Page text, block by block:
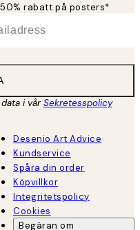
rabatt på posters*
i vårSekretesspolicy
Desenio Art Advice
Kundservice
Spåra din order
Köpvillkor
Integritetspolicy
Cookies
Begäran om